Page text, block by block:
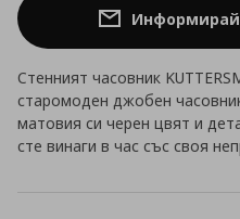
Информирай
Стенният часовник
старомоден джобен
матовия си черен цвят и
сте винаги в час със своя